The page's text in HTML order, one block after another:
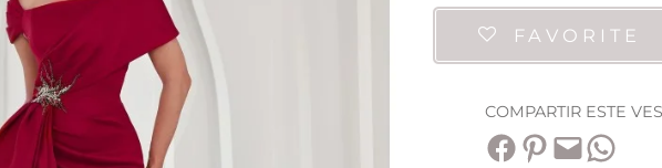
FAVORITE
COMPARTIR ESTE
Compartir en Facebook Compartir en Pinterest Envía esta página por correo electrónico Compartir en WhatsApp